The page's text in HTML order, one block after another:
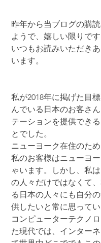
昨年から当ブログの購
ようで、嬉しい限りです
いつもお読みいただき
います。
私が2018年に掲げた目
んでいる日本のお客さ
テーションを提供でき
とでした。
ニューヨーク在住のた
私のお客様はニューヨ
ゃいます。しかし、私
の人々だけではなくて
る日本の人々にも自分
供したいと常に思ってい
コンピューターテクノ
た現代では、インター